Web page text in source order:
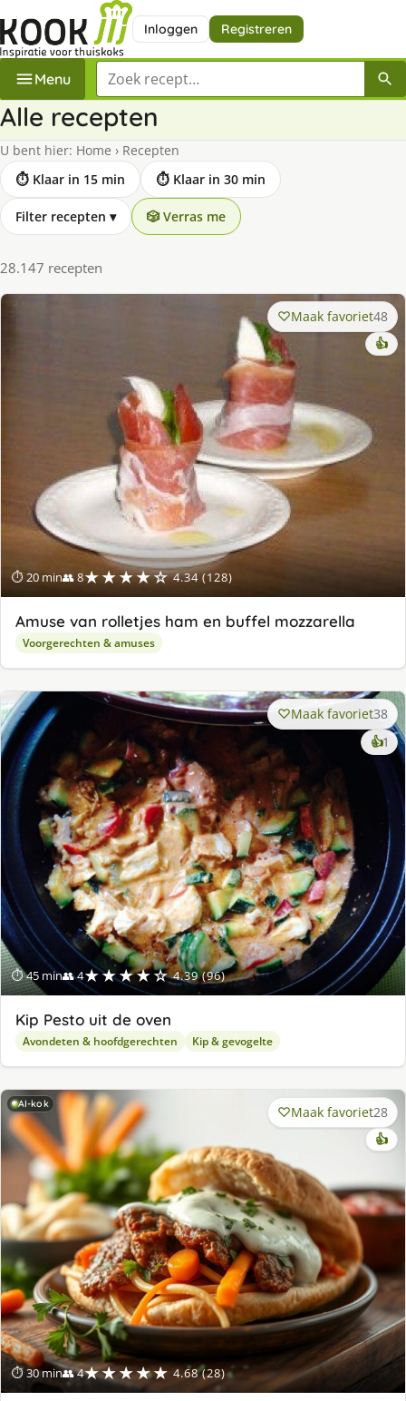
Inloggen Registreren
Menu Zoek een recept
Alle recepten
U bent hier: Home › Recepten
⏱ Klaar in 15 min
⏱ Klaar in 30 min
Filter recepten ▾ 🎲 Verras me
28.147 recepten
⏱ 20 min👥 8★★★★☆ 4.34 (128)
Maak favoriet48
👍
Amuse van rolletjes ham en buffel mozzarella
Voorgerechten & amuses
⏱ 45 min👥 4★★★★☆ 4.39 (96)
Maak favoriet38
👍1
Kip Pesto uit de oven
Avondeten & hoofdgerechten Kip & gevogelte
AI-kok
⏱ 30 min👥 4★★★★★ 4.68 (28)
Maak favoriet28
👍